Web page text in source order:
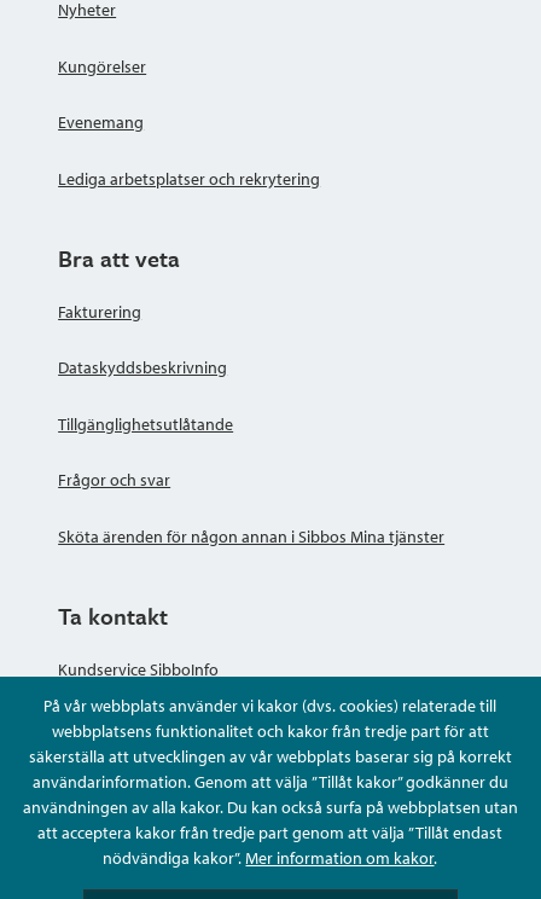
På vår webbplats använder vi kakor (dvs. cookies) relaterade till
webbplatsens funktionalitet och kakor från tredje part för att
säkerställa att utvecklingen av vår webbplats baserar sig på korrekt
användarinformation. Genom att välja ”Tillåt kakor” godkänner du
användningen av alla kakor. Du kan också surfa på webbplatsen utan
att acceptera kakor från tredje part genom att välja ”Tillåt endast
nödvändiga kakor”.Mer information om kakor.
Nyheter
Kungörelser
Evenemang
Lediga arbetsplatser och rekrytering
Bra att veta
Fakturering
Dataskyddsbeskrivning
Tillgänglighetsutlåtande
Frågor och svar
Sköta ärenden för någon annan i Sibbos Mina tjänster
Ta kontakt
Kundservice SibboInfo
Ge anonym respons
Ställ en fråga eller sköta ditt ärende
Kontaktuppgifter